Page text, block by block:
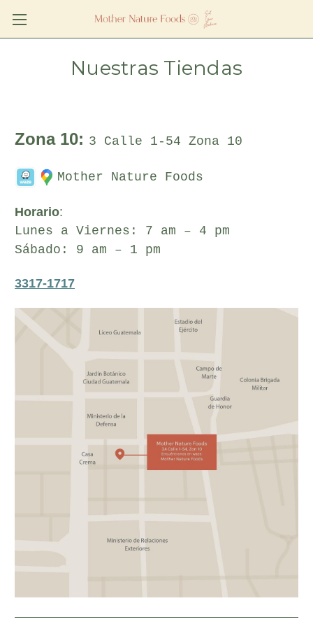
Nuestras Tiendas
Zona 10: 3 Calle 1-54 Zona 10
Mother Nature Foods
Horario:
Lunes a Viernes: 7 am – 4 pm
Sábado: 9 am – 1 pm
3317-1717